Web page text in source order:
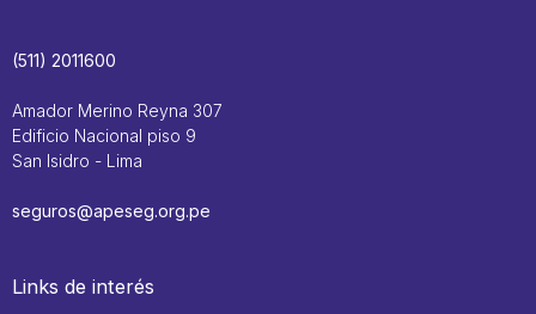
(511) 2011600
Amador Merino Reyna 307
Edificio Nacional piso 9
San Isidro - Lima
seguros@apeseg.org.pe
Links de interés